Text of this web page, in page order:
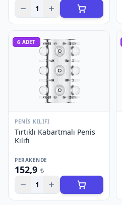
1
6 ADET
PENIS KILIFI
Tırtıklı Kabartmalı Penis
Kılıfı
PERAKENDE
152,9 ₺
1